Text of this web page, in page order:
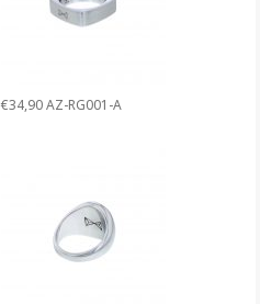
€34,90 AZ-RG001-A